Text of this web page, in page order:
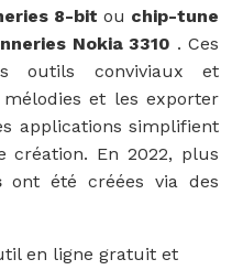
8-bit ou chip-tune
Nokia 3310 . Ces
outils conviviaux et
et les exporter
applications simplifient
création. En 2022, plus
ont été créées via des
en ligne gratuit et